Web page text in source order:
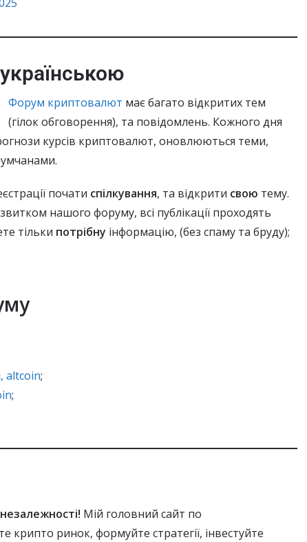
Форум криптовалют має багато відкритих тем
(гілок обговорення), та повідомлень. Кожного дня
курсів криптовалют, оновлюються теми,
почати спілкування, та відкрити свою тему.
нашого форуму, всі публікації проходять
тільки потрібну інформацію, (без спаму та бруду);
altcoin;
;
Мій головний сайт по
крипто ринок, формуйте стратегії, інвестуйте